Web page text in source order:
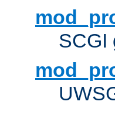
SCGI